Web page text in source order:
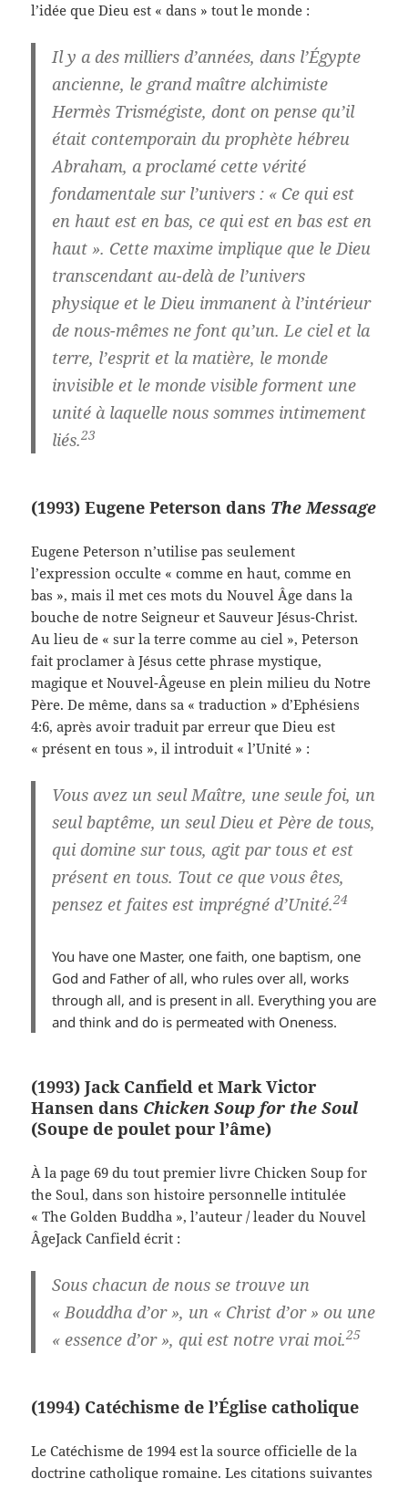
l’idée que Dieu est « dans » tout le monde :
Il y a des milliers d’années, dans l’Égypte
ancienne, le grand maître alchimiste
Hermès Trismégiste, dont on pense qu’il
était contemporain du prophète hébreu
Abraham, a proclamé cette vérité
fondamentale sur l’univers : « Ce qui est
en haut est en bas, ce qui est en bas est en
haut ». Cette maxime implique que le Dieu
transcendant au-delà de l’univers
physique et le Dieu immanent à l’intérieur
de nous-mêmes ne font qu’un. Le ciel et la
terre, l’esprit et la matière, le monde
invisible et le monde visible forment une
unité à laquelle nous sommes intimement
liés.23
(1993) Eugene Peterson dans The Message
Eugene Peterson n’utilise pas seulement
l’expression occulte « comme en haut, comme en
bas », mais il met ces mots du Nouvel Âge dans la
bouche de notre Seigneur et Sauveur Jésus-Christ.
Au lieu de « sur la terre comme au ciel », Peterson
fait proclamer à Jésus cette phrase mystique,
magique et Nouvel-Âgeuse en plein milieu du Notre
Père. De même, dans sa « traduction » d’Ephésiens
4:6, après avoir traduit par erreur que Dieu est
« présent en tous », il introduit « l’Unité » :
Vous avez un seul Maître, une seule foi, un
seul baptême, un seul Dieu et Père de tous,
qui domine sur tous, agit par tous et est
présent en tous. Tout ce que vous êtes,
pensez et faites est imprégné d’Unité.24
You have one Master, one faith, one baptism, one
God and Father of all, who rules over all, works
through all, and is present in all. Everything you are
and think and do is permeated with Oneness.
(1993) Jack Canfield et Mark Victor
Hansen dans Chicken Soup for the Soul
(Soupe de poulet pour l’âme)
À la page 69 du tout premier livre Chicken Soup for
the Soul, dans son histoire personnelle intitulée
« The Golden Buddha », l’auteur / leader du Nouvel
ÂgeJack Canfield écrit :
Sous chacun de nous se trouve un
« Bouddha d’or », un « Christ d’or » ou une
« essence d’or », qui est notre vrai moi.25
(1994) Catéchisme de l’Église catholique
Le Catéchisme de 1994 est la source officielle de la
doctrine catholique romaine. Les citations suivantes